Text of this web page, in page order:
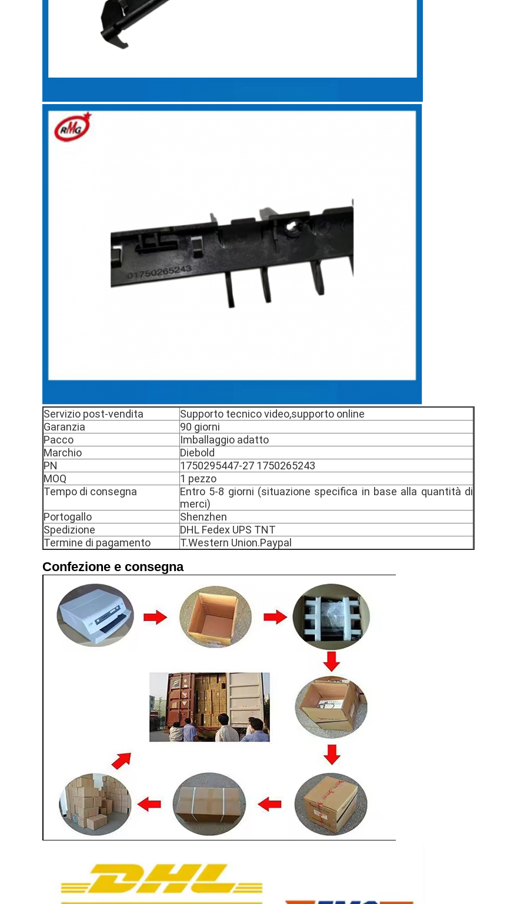
Servizio post-vendita
Supporto tecnico video,supporto online
Garanzia
90 giorni
Pacco
Imballaggio adatto
Marchio
Diebold
PN
1750295447-27 1750265243
MOQ
1 pezzo
Tempo di consegna
Entro 5-8 giorni (situazione specifica in base alla quantità di
merci)
Portogallo
Shenzhen
Spedizione
DHL Fedex UPS TNT
Termine di pagamento
T.Western Union.Paypal
Confezione e consegna